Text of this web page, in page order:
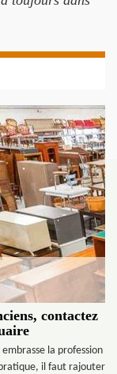
contactez
la profession
pratique, il faut rajouter